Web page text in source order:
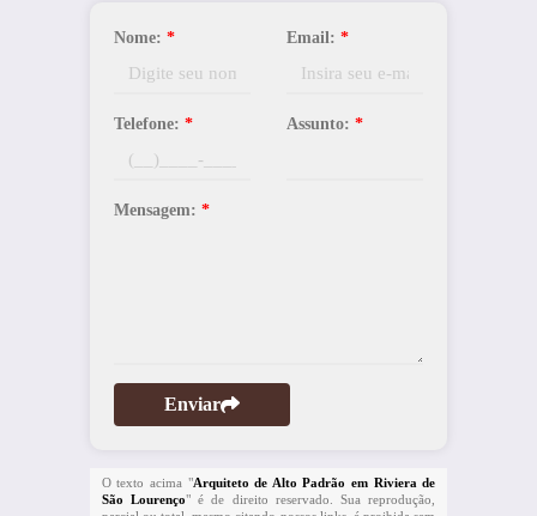
Nome: * Email: *
Telefone: * Assunto: *
Mensagem: *
Enviar
O texto acima "Arquiteto de Alto Padrão em Riviera de
São Lourenço" é de direito reservado. Sua reprodução,